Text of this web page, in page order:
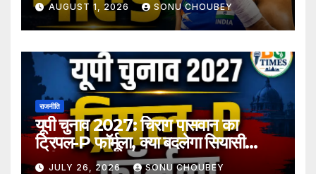
AUGUST 1, 2026 SONU CHOUBEY
राजनीति
यूपी चुनाव 2027: चिराग पासवान का
ट्रिपल-P फॉर्मूला, क्या बदलेगा सियासी
समीकरण?
JULY 26, 2026 SONU CHOUBEY